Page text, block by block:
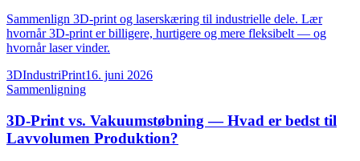
Sammenlign 3D-print og laserskæring til industrielle dele. Lær
hvornår 3D-print er billigere, hurtigere og mere fleksibelt — og
hvornår laser vinder.
3DIndustriPrint16. juni 2026
Sammenligning
3D-Print vs. Vakuumstøbning — Hvad er bedst til
Lavvolumen Produktion?